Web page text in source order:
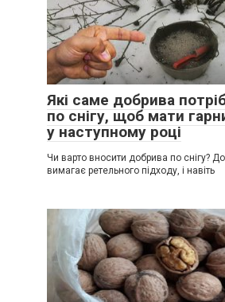
Які саме добрива
по снігу, щоб мати
у наступному році
Чи варто вносити добрива по снігу?
вимагає ретельного підходу, і навіть